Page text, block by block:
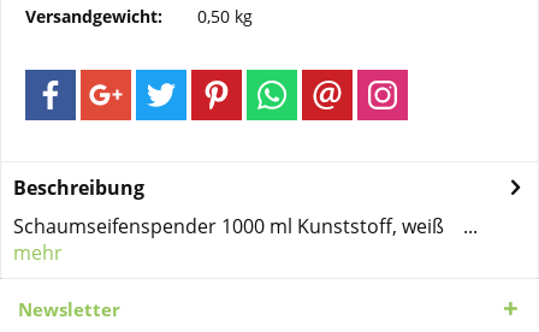
Versandgewicht:
0,50 kg
Beschreibung
Schaumseifenspender 1000 ml Kunststoff, weiß ...
mehr
Newsletter